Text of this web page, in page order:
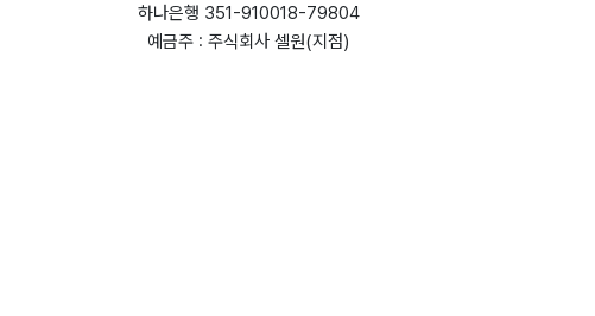
하나은행 351-910018-79804
예금주 : 주식회사 셀원(지점)